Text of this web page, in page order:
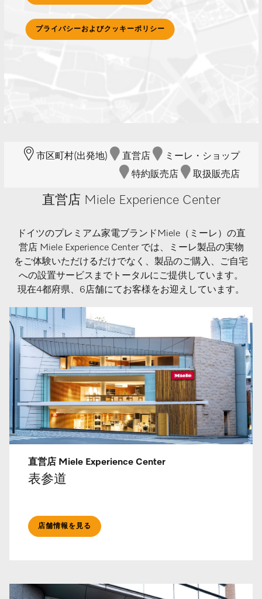
プライバシーおよびクッキーポリシー
市区町村(出発地) 直営店
ミーレ・ショップ
特約販売店
取扱販売店
直営店 Miele Experience Center
ドイツのプレミアム家電ブランドMiele（ミーレ）の直
営店 Miele Experience Center では、ミーレ製品の実物
をご体験いただけるだけでなく、製品のご購入、ご自宅
への設置サービスまでトータルにご提供しています。
現在4都府県、6店舗にてお客様をお迎えしています。
直営店 Miele Experience Center
表参道
店舗情報を見る